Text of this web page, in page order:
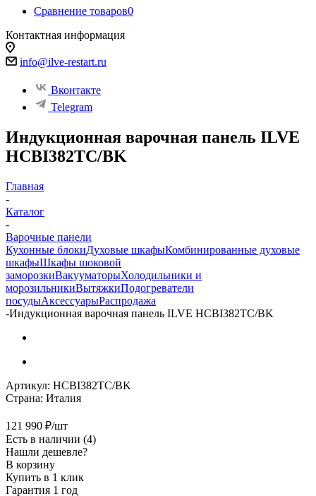
Сравнение товаров0
Контактная информация
info@ilve-restart.ru
Вконтакте
Telegram
Индукционная варочная панель ILVE
HCBI382TC/BK
Главная
-
Каталог
-
Варочные панели
Кухонные блокиДуховые шкафыКомбинированные духовые
шкафыШкафы шоковой
заморозкиВакууматорыХолодильники и
морозильникиВытяжкиПодогреватели
посудыАксессуарыРаспродажа
-Индукционная варочная панель ILVE HCBI382TC/BK
Артикул: HCBI382TC/BK
Страна: Италия
121 990 ₽/шт
Есть в наличии (4)
Нашли дешевле?
В корзину
Купить в 1 клик
Гарантия 1 год